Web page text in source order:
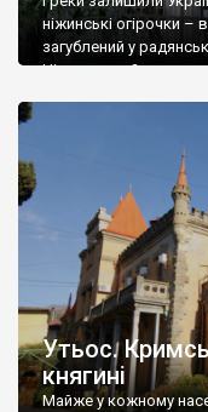
ніжинські огірочки –
загублений у
Ніжин греки?
Утьос.
княгині
Майже у кожному